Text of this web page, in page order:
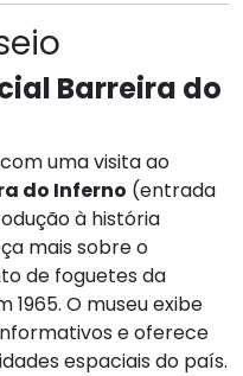
Barreira do
uma visita ao
do Inferno (entrada
à história
mais sobre o
de foguetes da
1965. O museu exibe
e oferece
espaciais do país.